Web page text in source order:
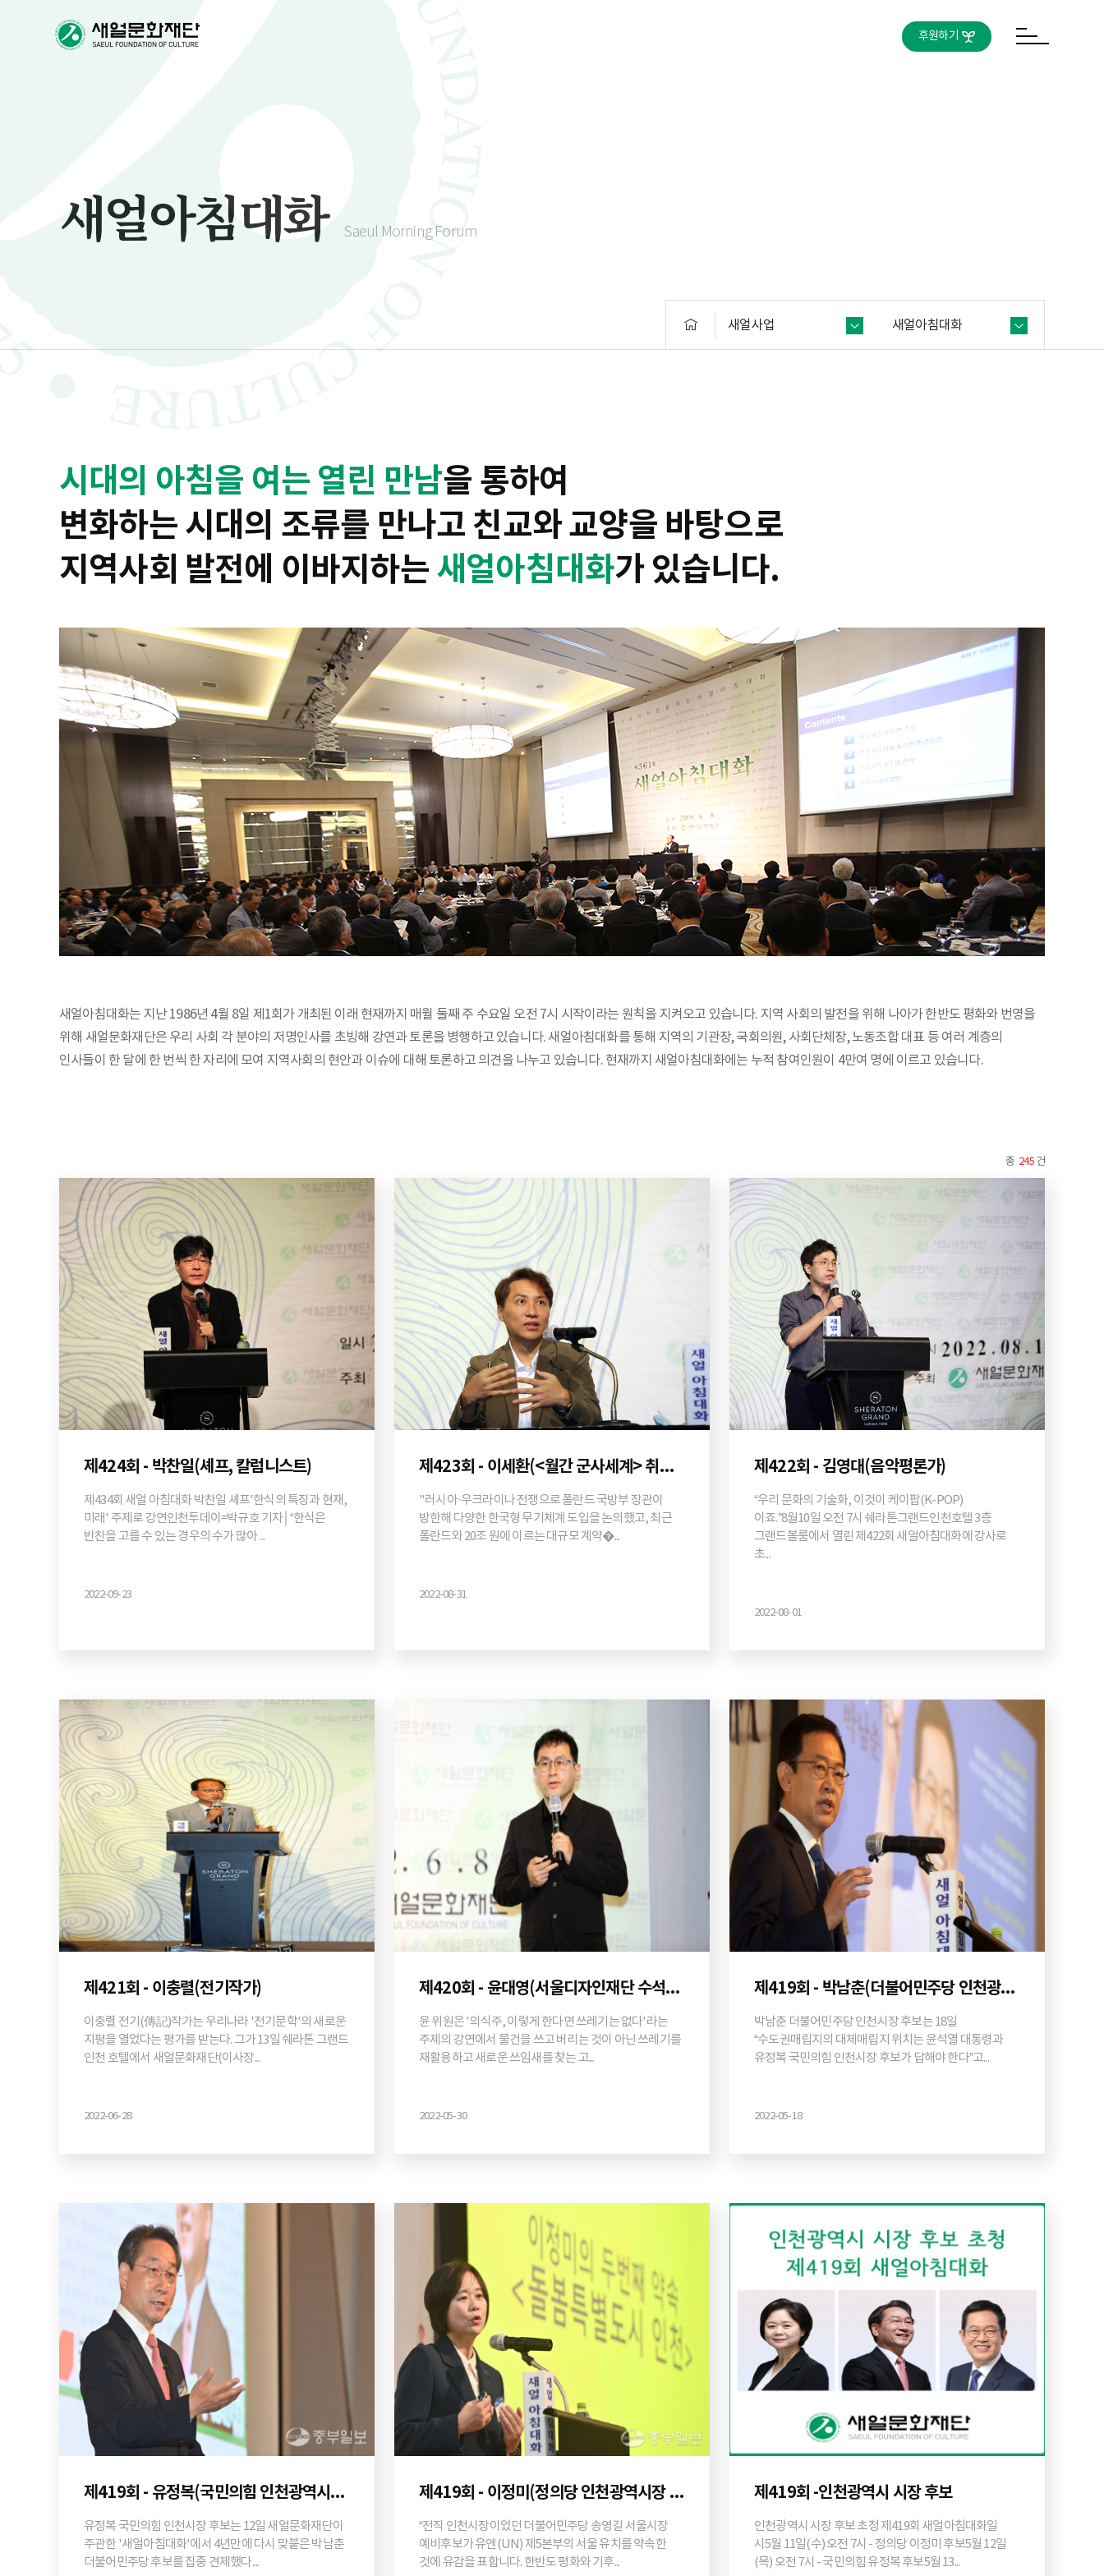
후원하기
새얼아침대화 Saeul Morning Forum
새얼사업 새얼아침대화
시대의 아침을 여는 열린 만남을 통하여
변화하는 시대의 조류를 만나고 친교와 교양을 바탕으로
지역사회 발전에 이바지하는 새얼아침대화가 있습니다.
새얼아침대화는 지난 1986년 4월 8일 제1회가 개최된 이래 현재까지 매월 둘째 주 수요일 오전 7시 시작이라는 원칙을 지켜오고 있습니다. 지역 사회의 발전을 위해 나아가 한반도 평화와 번영을
위해 새얼문화재단은 우리 사회 각 분야의 저명인사를 초빙해 강연과 토론을 병행하고 있습니다. 새얼아침대화를 통해 지역의 기관장, 국회의원, 사회단체장, 노동조합 대표 등 여러 계층의
인사들이 한 달에 한 번씩 한 자리에 모여 지역사회의 현안과 이슈에 대해 토론하고 의견을 나누고 있습니다. 현재까지 새얼아침대화에는 누적 참여인원이 4만여 명에 이르고 있습니다.
총 245 건
제424회 - 박찬일(셰프, 칼럼니스트)
제434회 새얼 아침대화 박찬일 셰프'한식의 특징과 현재,
미래' 주제로 강연인천투데이=박규호 기자│“한식은
반찬을 고를 수 있는 경우의 수가 많아 ...
2022-09-23
제423회 - 이세환(<월간 군사세계> 취재부장)
"러시아·우크라이나 전쟁으로 폴란드 국방부 장관이
방한해 다양한 한국형 무기체계 도입을 논의했고, 최근
폴란드와 20조 원에 이르는 대규모 계약�...
2022-08-31
제422회 - 김영대(음악평론가)
“우리 문화의 기술화, 이것이 케이팝(K-POP)
이죠.”8월10일 오전 7시 쉐라톤그랜드인천호텔 3층
그랜드볼룸에서 열린 제422회 새얼아침대화에 강사로
초...
2022-08-01
제421회 - 이충렬(전기작가)
이충렬 전기(傳記)작가는 우리나라 '전기문학'의 새로운
지평을 열었다는 평가를 받는다. 그가 13일 쉐라톤 그랜드
인천 호텔에서 새얼문화재단(이사장...
2022-06-28
제420회 - 윤대영(서울디자인재단 수석전문위원)
윤 위원은 '의식주, 이렇게 한다면 쓰레기는 없다'라는
주제의 강연에서 물건을 쓰고 버리는 것이 아닌 쓰레기를
재활용하고 새로운 쓰임새를 찾는 고...
2022-05-30
제419회 - 박남춘(더불어민주당 인천광역시장 후보)
박남춘 더불어민주당 인천시장 후보는 18일
“수도권매립지의 대체매립지 위치는 윤석열 대통령과
유정복 국민의힘 인천시장 후보가 답해야 한다”고...
2022-05-18
제419회 - 유정복(국민의힘 인천광역시장 후보)
유정복 국민의힘 인천시장 후보는 12일 새얼문화재단이
주관한 '새얼아침대화'에서 4년만에 다시 맞붙은 박남춘
더불어민주당 후보를 집중 견제했다....
제419회 - 이정미(정의당 인천광역시장 후보)
“전직 인천시장이었던 더불어민주당 송영길 서울시장
예비후보가 유엔(UN) 제5본부의 서울 유치를 약속한
것에 유감을 표합니다. 한반도 평화와 기후...
제419회 -인천광역시 시장 후보
인천광역시 시장 후보 초청 제419회 새얼아침대화 일
시5월 11일(수) 오전 7시 - 정의당 이정미 후보5월 12일
(목) 오전 7시 - 국민의힘 유정복 후보5월 13...